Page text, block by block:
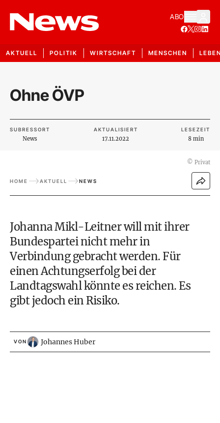
ABO
AKTUELL POLITIK WIRTSCHAFT MENSCHEN
Ohne ÖVP
SUBRESSORT
News
AKTUALISIERT
17.11.2022
LESEZEIT
8 min
© Privat
HOME AKTUELL NEWS
Johanna Mikl-Leitnerwill mit ihrer
Bundespartei nicht mehr in
Verbindung gebracht werden. Für
einen Achtungserfolg bei der
Landtagswahl könnte es reichen. Es
gibt jedoch ein Risiko.
VON Johannes Huber